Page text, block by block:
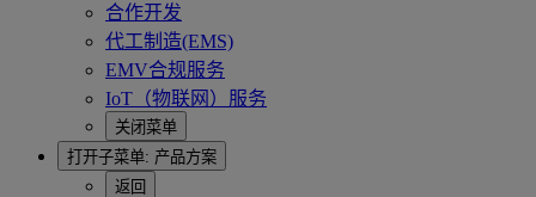
合作开发
代工制造(EMS)
EMV合规服务
IoT（物联网）服务
关闭菜单
打开子菜单: 产品方案
返回